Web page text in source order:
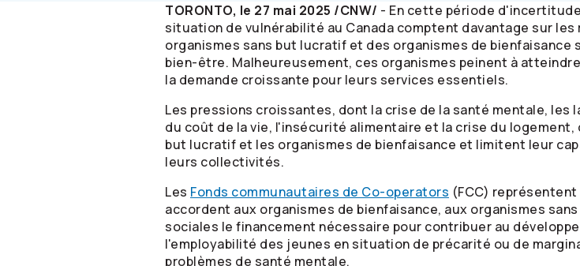
TORONTO, le 27 mai 2025 /CNW/ - En cette période
situation de vulnérabilité au Canada comptent davantage sur
organismes sans but lucratif et des organismes de bienfaisance
bien-être. Malheureusement, ces organismes peinent à
la demande croissante pour leurs services essentiels.
Les pressions croissantes, dont la crise de la santé mentale,
du coût de la vie, l'insécurité alimentaire et la crise du
but lucratif et les organismes de bienfaisance et limitent leur
leurs collectivités.
Les Fonds communautaires de Co-operators (FCC)
accordent aux organismes de bienfaisance, aux organismes
sociales le financement nécessaire pour contribuer au
l'employabilité des jeunes en situation de précarité ou de
problèmes de santé mentale.